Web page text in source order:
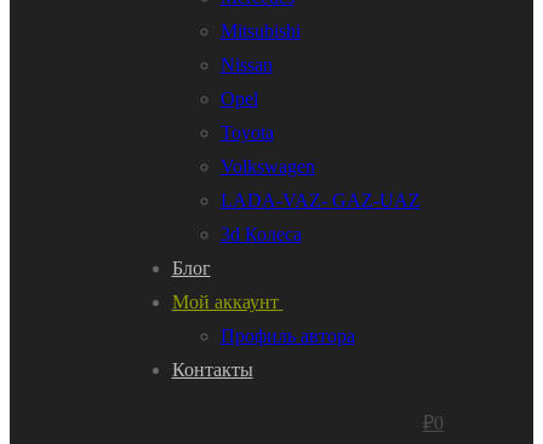
Mitsubishi
Nissan
Opel
Toyota
Volkswagen
LADA-VAZ- GAZ-UAZ
3d Колеса
Блог
Мой аккаунт
Профиль автора
Контакты
₽0